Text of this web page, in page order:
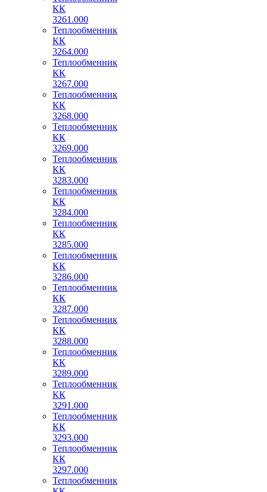
КК
3261.000
Теплообменник
КК
3264.000
Теплообменник
КК
3267.000
Теплообменник
КК
3268.000
Теплообменник
КК
3269.000
Теплообменник
КК
3283.000
Теплообменник
КК
3284.000
Теплообменник
КК
3285.000
Теплообменник
КК
3286.000
Теплообменник
КК
3287.000
Теплообменник
КК
3288.000
Теплообменник
КК
3289.000
Теплообменник
КК
3291.000
Теплообменник
КК
3293.000
Теплообменник
КК
3297.000
Теплообменник